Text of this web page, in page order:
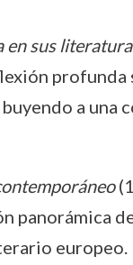
en sus
a una
panorámica
europeo.